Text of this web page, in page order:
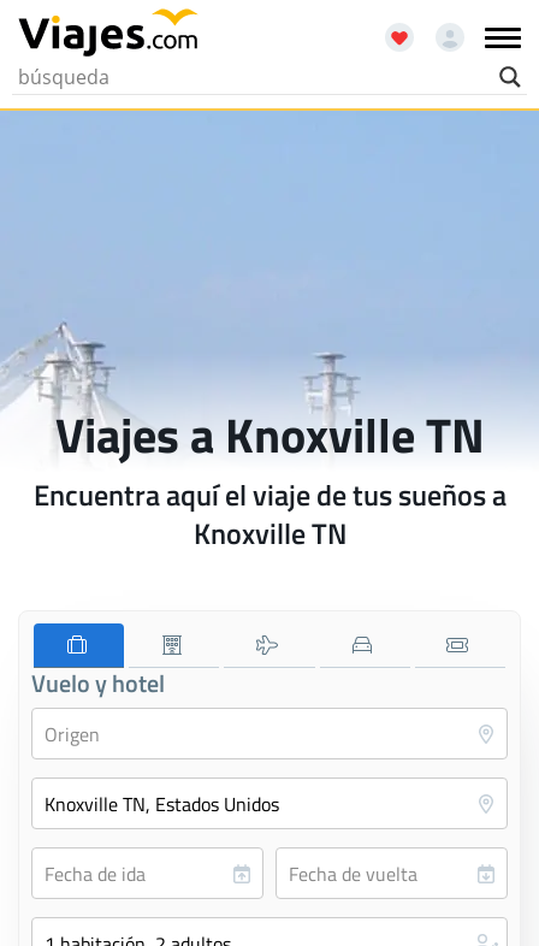
Viajes a Knoxville TN
Encuentra aquí el viaje de tus sueños a
Knoxville TN
Vuelo y hotel